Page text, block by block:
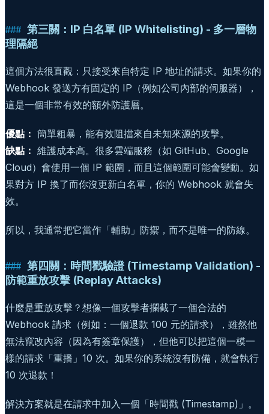
第三關：IP 白名單 (IP Whitelisting) - 多一層物
理隔絕
這個方法很直觀：只接受來自特定 IP 地址的請求。如果你的
Webhook 發送方有固定的 IP（例如公司內部的伺服器），
這是一個非常有效的額外防護層。
優點： 簡單粗暴，能有效阻擋來自未知來源的攻擊。
缺點： 維護成本高。很多雲端服務（如 GitHub、Google
Cloud）會使用一個 IP 範圍，而且這個範圍可能會變動。如
果對方 IP 換了而你沒更新白名單，你的 Webhook 就會失
效。
所以，我通常把它當作「輔助」防禦，而不是唯一的防線。
第四關：時間戳驗證 (Timestamp Validation) -
防範重放攻擊 (Replay Attacks)
什麼是重放攻擊？想像一個攻擊者攔截了一個合法的
Webhook 請求（例如：一個退款 100 元的請求），雖然他
無法竄改內容（因為有簽章保護），但他可以把這個一模一
樣的請求「重播」10 次。如果你的系統沒有防備，就會執行
10 次退款！
解決方案就是在請求中加入一個「時間戳 (Timestamp)」。